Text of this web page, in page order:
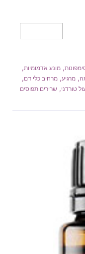
, מונע אדמומיות,
, מרגיע, מרחיב כלי דם,
טורדני, שרירים תפוסים